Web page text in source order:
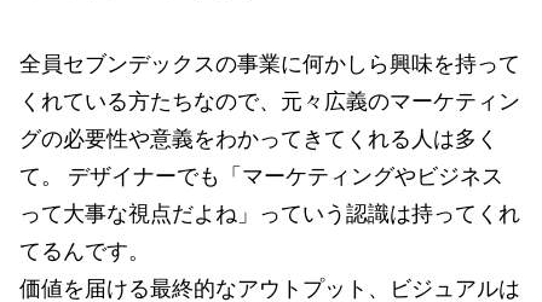
全員セブンデックスの事業に何かしら興味を持って
くれている方たちなので、元々広義のマーケティン
グの必要性や意義をわかってきてくれる人は多く
て。 デザイナーでも「マーケティングやビジネス
って大事な視点だよね」っていう認識は持ってくれ
てるんです。
価値を届ける最終的なアウトプット、ビジュアルは